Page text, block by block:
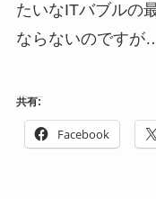
たいなITバブルの
ならないのですが
共有:
Facebook